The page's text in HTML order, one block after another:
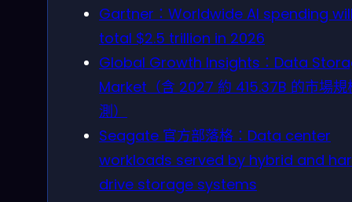
Gartner：Worldwide AI spending
total $2.5 trillion in 2026
Global Growth Insights：Data
Market（含 2027 約 415.37B 的市場規
測）
Seagate 官方部落格：Data center
workloads served by hybrid and
drive storage systems